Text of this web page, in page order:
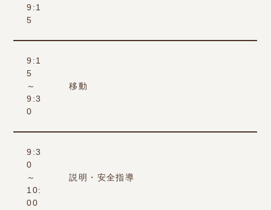
9:1
5
9:1
5
～
9:3
0
移動
9:3
0
～
10:
00
説明・安全指導